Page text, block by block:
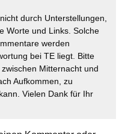
durch Unterstellungen,
Worte und Links. Solche
werden
bei TE liegt. Bitte
Mitternacht und
Aufkommen, zu
Vielen Dank für Ihr